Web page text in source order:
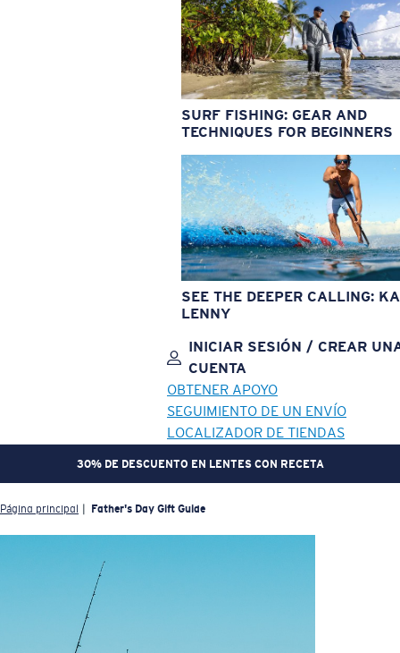
SURF FISHING: GEAR AND
TECHNIQUES FOR BEGINNERS
SEE THE DEEPER CALLING:
LENNY
INICIAR SESIÓN / CREAR
CUENTA
OBTENER APOYO
SEGUIMIENTO DE UN ENVÍO
LOCALIZADOR DE TIENDAS
PREPÁRATE. GANA RECOMPENSAS. | ÚNETE A CREW REWARDS
OBJETIVO ACTUALIZADO
Página principal Father's Day Gift Guide